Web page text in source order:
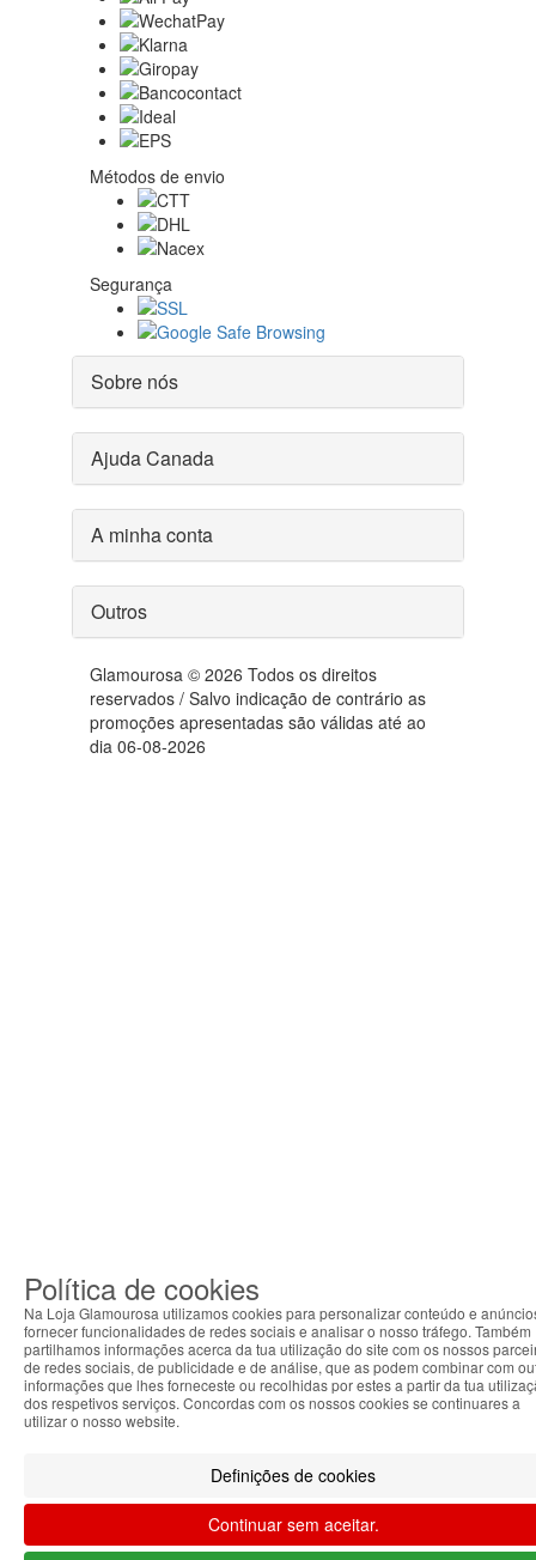
Métodos de envio
Segurança
Sobre nós
Ajuda Canada
A minha conta
Outros
Glamourosa © 2026 Todos os direitos
reservados / Salvo indicação de contrário as
promoções apresentadas são válidas até ao
dia 06-08-2026
Política de cookies
Na Loja Glamourosa utilizamos cookies para personalizar conteúdo e
fornecer funcionalidades de redes sociais e analisar o nosso tráfego. Também
partilhamos informações acerca da tua utilização do site com os nossos
de redes sociais, de publicidade e de análise, que as podem combinar com
informações que lhes forneceste ou recolhidas por estes a partir da tua
dos respetivos serviços. Concordas com os nossos cookies se continuares a
utilizar o nosso website.
Definições de cookies
Continuar sem aceitar.